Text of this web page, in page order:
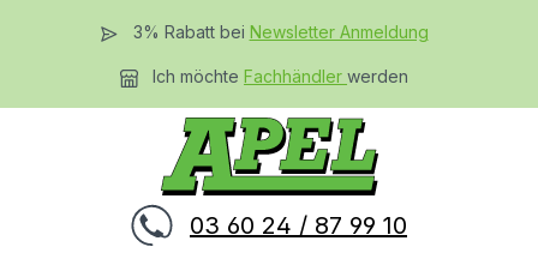
Zum Hauptinhalt springen
3% Rabatt bei Newsletter Anmeldung
Ich möchteFachhändlerwerden
03 60 24 / 87 99 10